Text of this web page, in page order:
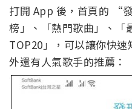
打開 App 後，首頁的 “
榜」、「熱門歌曲」、「
TOP20」，可以讓你快
外還有人氣歌手的推薦：